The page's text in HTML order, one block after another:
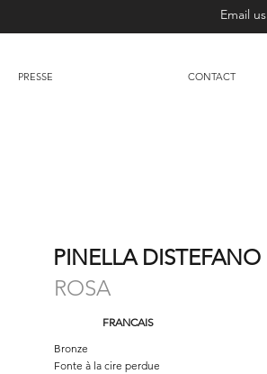
Email us
PRESSE CONTACT
PINELLA DISTEFANO
ROSA
FRANCAIS
Bronze
Fonte à la cire perdue